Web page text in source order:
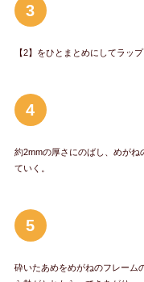
3
【2】をひとまとめにしてラッ
4
約2mmの厚さにのばし、めが
ていく。
5
砕いたあめをめがねのフレーム